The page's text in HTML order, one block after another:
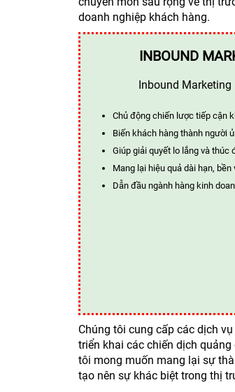
doanh nghiệp khách hàng.
INBOUND
Inbound
Chủ động chiến lược tiếp cận
Biến khách hàng thành người
Giúp giải quyết lo lắng và thúc
Mang lại hiệu quả dài hạn,
Dẫn đầu ngành hàng kinh
Chúng tôi cung cấp các dịch
triển khai các chiến dịch
tôi mong muốn mang lại sự
tạo nên sự khác biệt trong thị